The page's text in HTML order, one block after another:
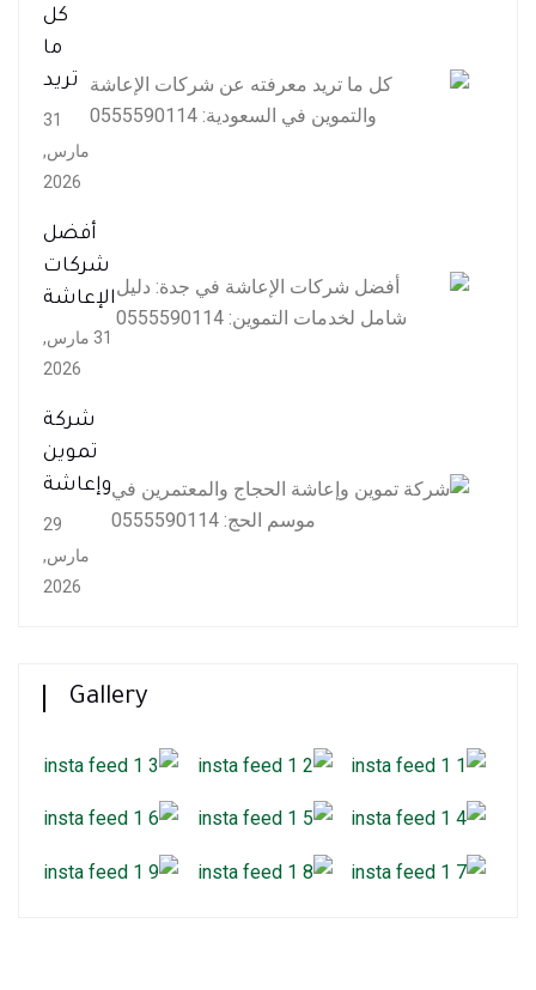
كل
ما
تريد
31
مارس,
2026
أفضل
شركات
الإعاشة
31 مارس,
2026
شركة
تموين
وإعاشة
29
مارس,
2026
Gallery